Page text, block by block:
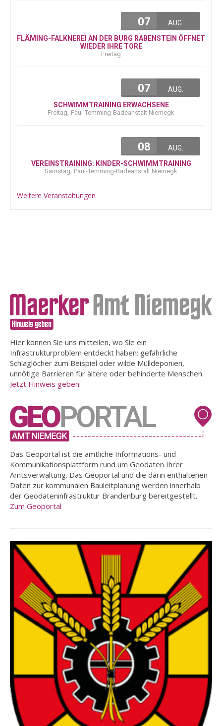
07
AUG.
FLÄMING-FALKNEREI AN DER BURG RABENSTEIN ÖFFNET
WIEDER IHRE TORE
Freitag
07
AUG.
SCHWIMMTRAINING ERWACHSENE
Freitag, Paul-Temming-Badeanstalt Niemegk
08
AUG.
VEREINSTRAINING: KINDER-SCHWIMMTRAINING
Samstag, Paul-Temming-Badeanstalt Niemegk
Weitere Veranstaltungen
Hier können Sie uns mitteilen, wo Sie ein
Infrastrukturproblem entdeckt haben: gefährliche
Schlaglöcher zum Beispiel oder wilde Mülldeponien,
unnötige Barrieren für ältere oder behinderte Menschen.
Jetzt Hinweis geben.
Das Geoportal ist die amtliche Informations- und
Kommunikationsplattform rund um Geodaten Ihrer
Amtsverwaltung. Das Geoportal und die darin enthaltenen
Daten zur kommunalen Bauleitplanung werden innerhalb
der Geodateninfrastruktur Brandenburg bereitgestellt.
Zum Geoportal